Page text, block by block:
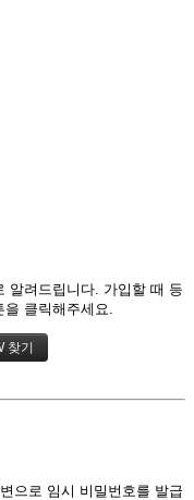
알려드립니다. 가입할 때 등
클릭해주세요.
으로 임시 비밀번호를 발급